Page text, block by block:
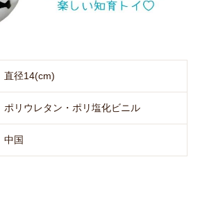
直径14(cm)
ポリウレタン・ポリ塩化ビニル
中国